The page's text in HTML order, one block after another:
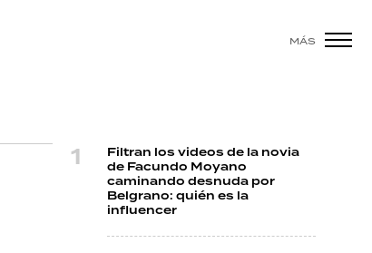
MÁS
Filtran los videos de la novia
de Facundo Moyano
caminando desnuda por
Belgrano: quién es la
influencer